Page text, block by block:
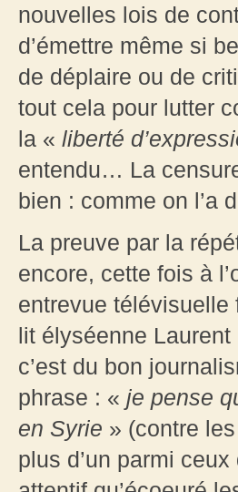
nouvelles lois de
d’émettre même si
de déplaire ou de
tout cela pour lutter
la « liberté
entendu… La
bien : comme on l’a
La preuve par la
encore, cette fois à
entrevue
lit élyséenne
c’est du bon
phrase : « je pense
en Syrie » (contre
plus d’un parmi